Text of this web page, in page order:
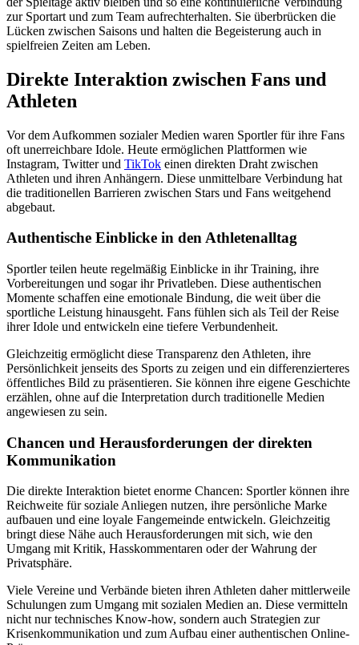
zur Sportart und zum Team aufrechterhalten. Sie überbrücken die
Lücken zwischen Saisons und halten die Begeisterung auch in
spielfreien Zeiten am Leben.
Direkte Interaktion zwischen Fans und
Athleten
Vor dem Aufkommen sozialer Medien waren Sportler für ihre Fans
oft unerreichbare Idole. Heute ermöglichen Plattformen wie
Instagram, Twitter und TikTok einen direkten Draht zwischen
Athleten und ihren Anhängern. Diese unmittelbare Verbindung hat
die traditionellen Barrieren zwischen Stars und Fans weitgehend
abgebaut.
Authentische Einblicke in den Athletenalltag
Sportler teilen heute regelmäßig Einblicke in ihr Training, ihre
Vorbereitungen und sogar ihr Privatleben. Diese authentischen
Momente schaffen eine emotionale Bindung, die weit über die
sportliche Leistung hinausgeht. Fans fühlen sich als Teil der Reise
ihrer Idole und entwickeln eine tiefere Verbundenheit.
Gleichzeitig ermöglicht diese Transparenz den Athleten, ihre
Persönlichkeit jenseits des Sports zu zeigen und ein differenzierteres
öffentliches Bild zu präsentieren. Sie können ihre eigene Geschichte
erzählen, ohne auf die Interpretation durch traditionelle Medien
angewiesen zu sein.
Chancen und Herausforderungen der direkten
Kommunikation
Die direkte Interaktion bietet enorme Chancen: Sportler können ihre
Reichweite für soziale Anliegen nutzen, ihre persönliche Marke
aufbauen und eine loyale Fangemeinde entwickeln. Gleichzeitig
bringt diese Nähe auch Herausforderungen mit sich, wie den
Umgang mit Kritik, Hasskommentaren oder der Wahrung der
Privatsphäre.
Viele Vereine und Verbände bieten ihren Athleten daher mittlerweile
Schulungen zum Umgang mit sozialen Medien an. Diese vermitteln
nicht nur technisches Know-how, sondern auch Strategien zur
Krisenkommunikation und zum Aufbau einer authentischen Online-